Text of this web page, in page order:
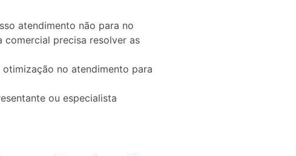
atendimento não para no
comercial precisa resolver as
no atendimento para
ou especialista